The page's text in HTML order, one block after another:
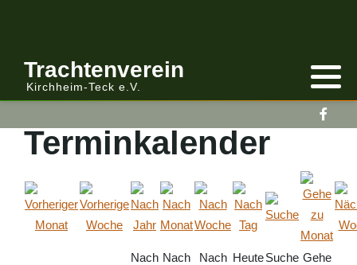
Trachtenverein
Kirchheim-Teck e.V.
Terminkalender
Nach Nach
Nach HeuteSuche Gehe
Anmelden/Abmelden
Kalender
Gebirgstracht
Volkstracht
Berichte Vereinsleitung
Berichte
Vereinsleitung Informiert